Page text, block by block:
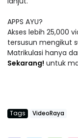
APPS AYU?
Akses lebih 25,000
tersusun mengikut
Matrikulasi hanya
Sekarang! untuk
Tags VideoRaya